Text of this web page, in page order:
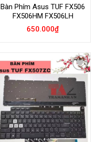
Bàn Phím Asus TUF FX506
FX506HM FX506LH
650.000₫
Add to
Wishlist